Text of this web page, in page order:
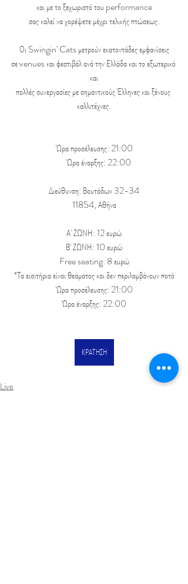
και με το ξεχωριστό του performance
σας καλεί να χορέψετε μέχρι τελικής πτώσεως.
Οι Swingin' Cats μετρούν εκατοντάδες εμφανίσεις
σε venues και φεστιβάλ ανά την Ελλάδα και το εξωτερικό
και
πολλές συνεργασίες με σημαντικούς Έλληνες και ξένους
καλλιτέχνες.
Ώρα προσέλευσης: 21:00
     Ώρα έναρξης: 22:00
Διεύθυνση: Βουτάδων 32-34
11854, Αθήνα
Α' ΖΩΝΗ: 12 ευρώ
Β' ΖΩΝΗ: 10 ευρώ
Free seating: 8 ευρώ
*Τα εισιτήρια είναι θεάματος και δεν περιλαμβάνουν ποτό
Ώρα προσέλευσης: 21:00
Ώρα έναρξης: 22:00
ΚΡΑΤΗΣΗ
Live